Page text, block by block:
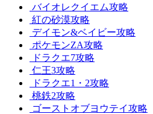
バイオレクイエム攻略
紅の砂漠攻略
デイモン&ベイビー攻略
ポケモンZA攻略
ドラクエ7攻略
仁王3攻略
ドラクエ1・2攻略
桃鉄2攻略
ゴーストオブヨウテイ攻略